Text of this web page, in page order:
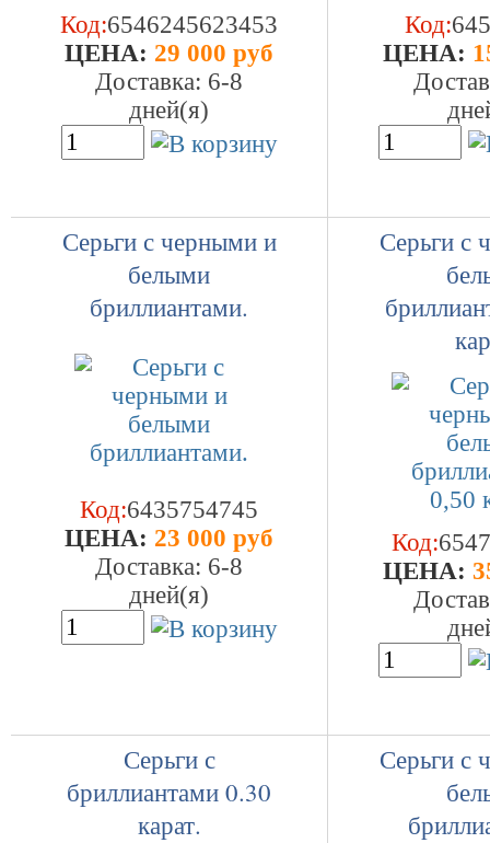
Код:6546245623453
ЦEHA: 29 000 руб
Доставка: 6-8
дней(я)
Код:
ЦEHA:
Серьги с черными и
белыми
бриллиантами.
Код:6435754745
ЦEHA: 23 000 руб
Доставка: 6-8
дней(я)
Серьги с
Код:
ЦEHA:
Серьги с
бриллиантами 0.30
карат.
Серьги с